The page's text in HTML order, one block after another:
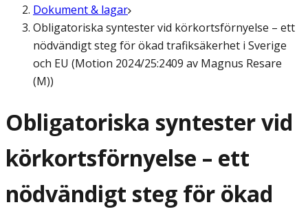
Dokument & lagar
Obligatoriska syntester vid körkortsförnyelse – ett
nödvändigt steg för ökad trafiksäkerhet i Sverige
och EU (Motion 2024/25:2409 av Magnus Resare
(M))
Obligatoriska syntester vid
körkortsförnyelse – ett
nödvändigt steg för ökad